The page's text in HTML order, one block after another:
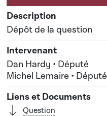
Dépôt de la question
Dan Hardy • Député
Michel Lemaire • Député
Question